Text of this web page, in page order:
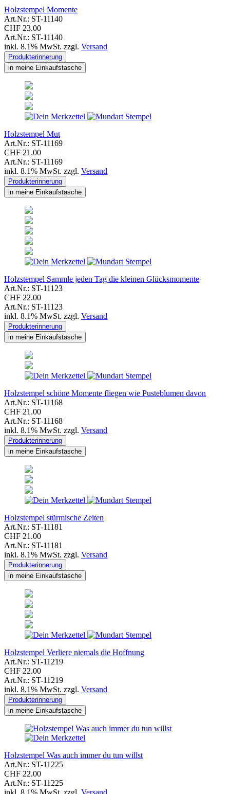
Holzstempel Momente
Art.Nr.: ST-11140
CHF 23.00
Art.Nr.: ST-11140
inkl. 8.1% MwSt. zzgl. Versand
Produkterinnerung
in meine Einkaufstasche
Holzstempel Mut
Art.Nr.: ST-11169
CHF 21.00
Art.Nr.: ST-11169
inkl. 8.1% MwSt. zzgl. Versand
Produkterinnerung
in meine Einkaufstasche
Holzstempel Sammle jeden Tag die kleinen Glücksmomente
Art.Nr.: ST-11123
CHF 22.00
Art.Nr.: ST-11123
inkl. 8.1% MwSt. zzgl. Versand
Produkterinnerung
in meine Einkaufstasche
Holzstempel schöne Momente fliegen wie Pusteblumen davon
Art.Nr.: ST-11168
CHF 21.00
Art.Nr.: ST-11168
inkl. 8.1% MwSt. zzgl. Versand
Produkterinnerung
in meine Einkaufstasche
Holzstempel stürmische Zeiten
Art.Nr.: ST-11181
CHF 21.00
Art.Nr.: ST-11181
inkl. 8.1% MwSt. zzgl. Versand
Produkterinnerung
in meine Einkaufstasche
Holzstempel Verliere niemals die Hoffnung
Art.Nr.: ST-11219
CHF 22.00
Art.Nr.: ST-11219
inkl. 8.1% MwSt. zzgl. Versand
Produkterinnerung
in meine Einkaufstasche
Holzstempel Was auch immer du tun willst
Art.Nr.: ST-11225
CHF 22.00
Art.Nr.: ST-11225
inkl. 8.1% MwSt. zzgl. Versand